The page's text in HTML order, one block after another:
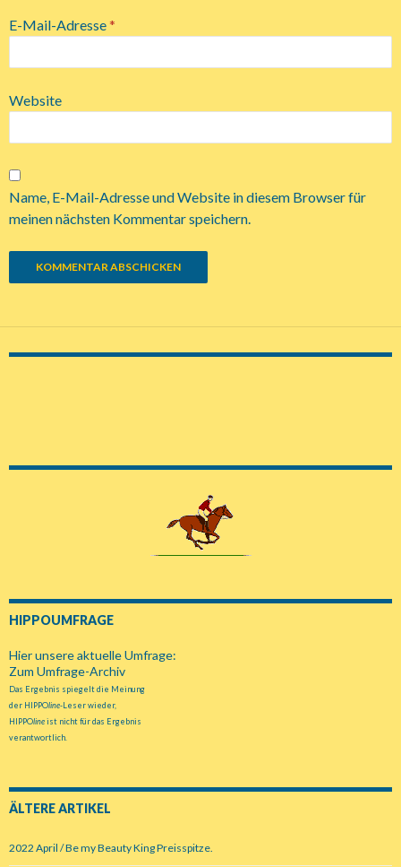
E-Mail-Adresse*
Website
Name, E-Mail-Adresse und Website in diesem Browser für
meinen nächsten Kommentar speichern.
HIPPOUMFRAGE
Hier unsere aktuelle Umfrage:
Zum Umfrage-Archiv
Das Ergebnis spiegelt die Meinung
der HIPPOline-Leser wieder,
HIPPOlineist nicht für das Ergebnis
verantwortlich.
ÄLTERE ARTIKEL
2022 April / Be my Beauty King Preisspitze.